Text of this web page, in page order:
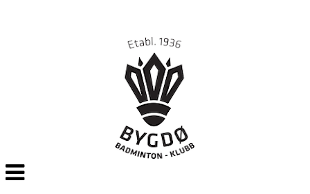
Veksle
navigasjon